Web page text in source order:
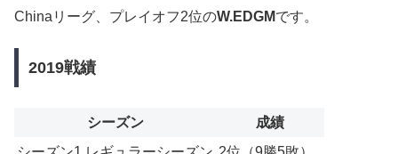
Chinaリーグ、プレイオフ2位のW.EDGMです。
2019戦績
シーズン
成績